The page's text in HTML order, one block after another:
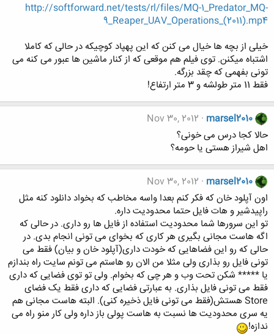
http://softforward.net/tests/rl/files/MQ-1_Predator_MQ-
9_Reaper_UAV_Operations_(2011).mp4
خیلی از بچه ها خیال می کنن که این پهپاد کوچیکه در حالی که کاملا
اشتباه میکنن. توی فیلم هم موقعی که از کنار ماشین ها عبور می کنه می
تونی بفهمی که چقد بزرگه.
فقط 11 متر طولشه و 3 متر ارتفاع!
marsel2010
Nov 30, 2012
حالا کجا درس می خونی؟
اهل شیراز هستی یا حومه؟
marsel2010
Nov 30, 2012
اون آپلود خان که فکر کنم بعدا واسه مخاطب که بخواد دانلود کنه مثل
راپیدشیر و هات فایل حتما محدودیت داره.
تو این سرورها شما محدودیت استفاده از فایل ها رو داری. در حالی که
اگه هاست مجانی بگیری هر کاری که بخوای می تونی انجام بدی. در
حالی که رو این فضاهایی که خودت داری(آپلود خان و بیان) فقط می
تونی فایل رو بذاری ولی مثلا من الان رو هاستم می تونم سایت راه بندازم
یا ***** شکن تحت وب و هر چی که بخوام. ولی تو توی فضایی که داری
فقط می تونی فایل بذاری. به عبارتی فضایی که داری فقط یک فضای
Store هستش(فقط می تونی فایل ذخیره کنی). البته هاست مجانی هم
یه سری محدودیت ها نسبت به هاست پولی باز داره ولی کار منو راه می
ندازه!